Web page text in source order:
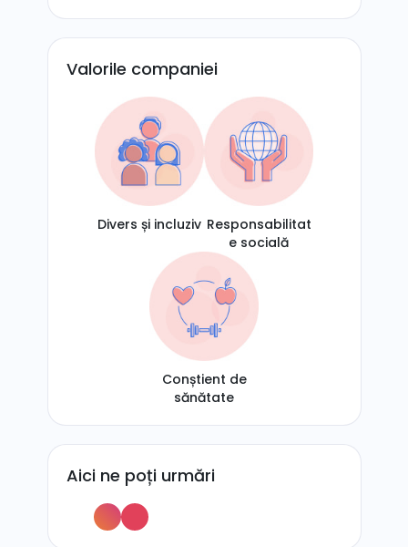
Valorile companiei
Divers și incluziv Responsabilitat
e socială
Conștient de
sănătate
Aici ne poți urmări